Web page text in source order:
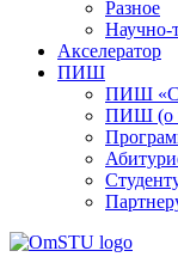
Разное
Научно-
Акселератор
ПИШ
ПИШ
ПИШ (о